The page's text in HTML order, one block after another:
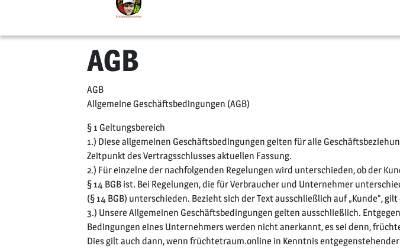
AGB
AGB
Allgemeine Geschäftsbedingungen (AGB)
§ 1 Geltungsbereich
1.) Diese allgemeinen Geschäftsbedingungen gelten für alle
Zeitpunkt des Vertragsschlusses aktuellen Fassung.
2.) Für einzelne der nachfolgenden Regelungen wird unterschieden, ob der
§ 14 BGB ist. Bei Regelungen, die für Verbraucher und Unternehmer
(§ 14 BGB) unterschieden. Bezieht sich der Text ausschließlich auf „Kunde“,
3.) Unsere Allgemeinen Geschäftsbedingungen gelten ausschließlich.
Bedingungen eines Unternehmers werden nicht anerkannt, es sei denn,
Dies gilt auch dann, wenn früchtetraum.online in Kenntnis